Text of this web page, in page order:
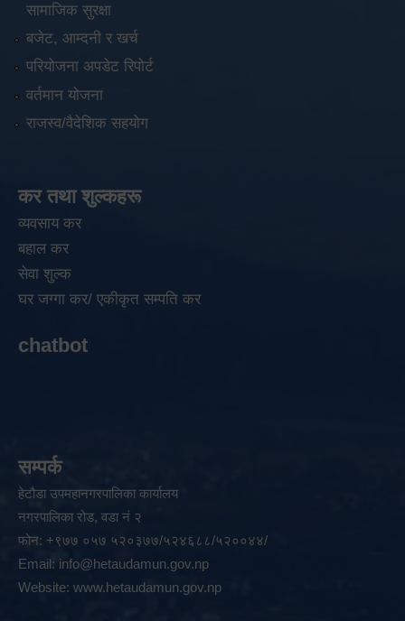
सामाजिक सुरक्षा
बजेट, आम्दनी र खर्च
परियोजना अपडेट रिपोर्ट
वर्तमान योजना
राजस्व/वैदेशिक सहयोग
कर तथा शुल्कहरू
व्यवसाय कर
बहाल कर
सेवा शुल्क
घर जग्गा कर/ एकीकृत सम्पति कर
chatbot
सम्पर्क
हेटौडा उपमहानगरपालिका कार्यालय
नगरपालिका रोड, वडा नं २
फोन: +९७७ ०५७ ५२०३७७/५२४६८८/५२००४४/
Email: info@hetaudamun.gov.np
Website: www.hetaudamun.gov.np